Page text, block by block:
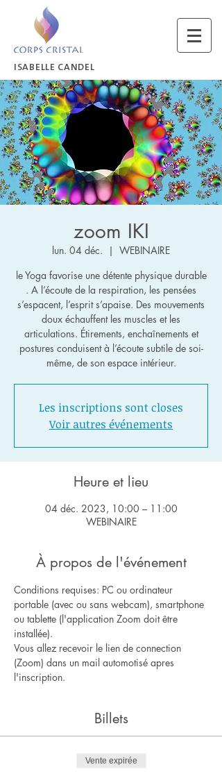
ISABELLE CANDEL
zoom IKI
lun. 04 déc.
  |
WEBINAIRE
le Yoga favorise une détente physique durable
. A l’écoute de la respiration, les pensées
s’espacent, l’esprit s’apaise. Des mouvements
doux échauffent les muscles et les
articulations. Étirements, enchaînements et
postures conduisent à l’écoute subtile de soi-
même, de son espace intérieur.
Les inscriptions sont closes
Voir autres événements
Heure et lieu
04 déc. 2023, 10:00 – 11:00
WEBINAIRE
À propos de l'événement
Conditions requises: PC ou ordinateur
portable (avec ou sans webcam), smartphone
ou tablette (l'application Zoom doit être
installée).
Vous allez recevoir le lien de connection
(Zoom) dans un mail automotisé apres
l'inscription.
Billets
Vente expirée